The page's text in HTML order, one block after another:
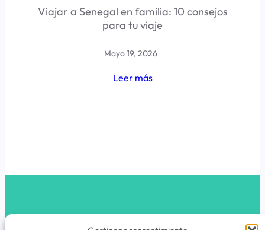
Viajar a Senegal en familia: 10 consejos
para tu viaje
Mayo 19, 2026
Leer más
latribunomada.com